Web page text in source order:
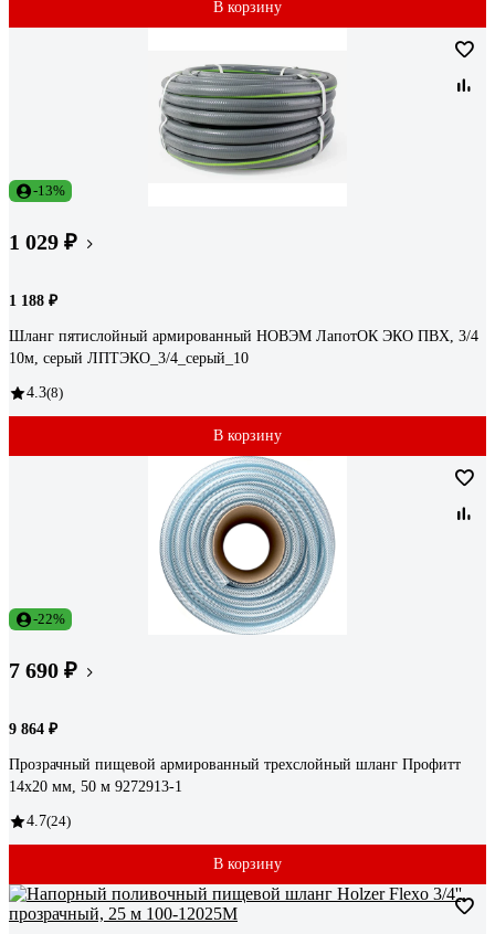
В корзину
-13%
1 029 ₽
1 188 ₽
Шланг пятислойный армированный НОВЭМ ЛапотОК ЭКО ПВХ, 3/4
10м, серый ЛПТЭКО_3/4_серый_10
4.3(8)
В корзину
-22%
7 690 ₽
9 864 ₽
Прозрачный пищевой армированный трехслойный шланг Профитт
14x20 мм, 50 м 9272913-1
4.7(24)
В корзину